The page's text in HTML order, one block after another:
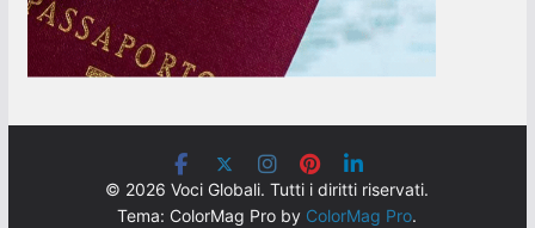
© 2026 Voci Globali. Tutti i diritti riservati.
Tema: ColorMag Pro by ColorMag Pro.